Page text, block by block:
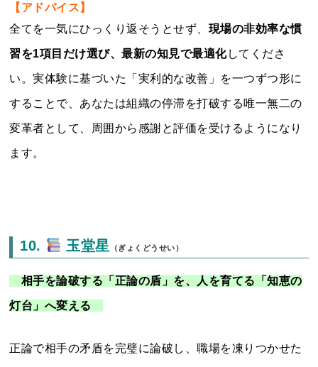
【アドバイス】
全てを一気にひっくり返そうとせず、 現場の非効率な慣
習を1項目だけ選び、最新の知見で最適化してくださ
い。実体験に基づいた「実利的な改善」を一つずつ形に
することで、あなたは組織の停滞を打破する唯一無二の
変革者として、周囲から感謝と評価を受けるようになり
ます。
10. 玉堂星 （ぎょくどうせい）
相手を論破する「正論の盾」を、人を育てる「知恵の
灯台」へ変える
正論で相手の矛盾を完璧に論破し、職場を凍りつかせた